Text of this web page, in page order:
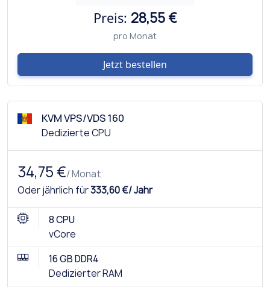
Preis: 28,55 €
pro Monat
Jetzt bestellen
KVM VPS/VDS 160
Dedizierte CPU
34,75 €/ Monat
Oder jährlich für333,60 €/ Jahr
8 CPU
vCore
16 GB DDR4
Dedizierter RAM